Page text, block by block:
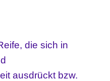
die sich in
ausdrückt bzw.